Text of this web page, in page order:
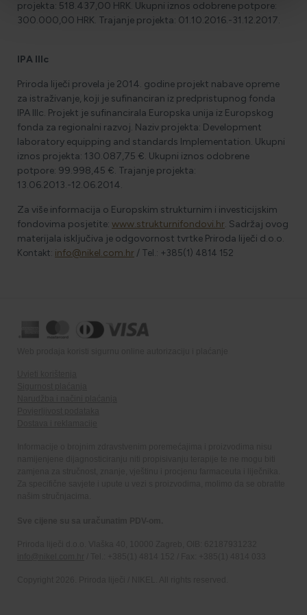
projekta: 518.437,00 HRK. Ukupni iznos odobrene potpore:
300.000,00 HRK. Trajanje projekta: 01.10.2016.-31.12.2017.
IPA IIIc
Priroda liječi provela je 2014. godine projekt nabave opreme
za istraživanje, koji je sufinanciran iz predpristupnog fonda
IPA IIIc. Projekt je sufinancirala Europska unija iz Europskog
fonda za regionalni razvoj. Naziv projekta: Development
laboratory equipping and standards Implementation. Ukupni
iznos projekta: 130.087,75 €. Ukupni iznos odobrene
potpore: 99.998,45 €. Trajanje projekta:
13.06.2013.-12.06.2014.
Za više informacija o Europskim strukturnim i investicijskim
fondovima posjetite: www.strukturnifondovi.hr. Sadržaj ovog
materijala isključiva je odgovornost tvrtke Priroda liječi d.o.o.
Kontakt: info@nikel.com.hr / Tel.: +385(1) 4814 152